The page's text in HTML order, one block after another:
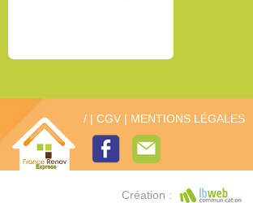
/ | CGV | MENTIONS LÉGALES
Création :